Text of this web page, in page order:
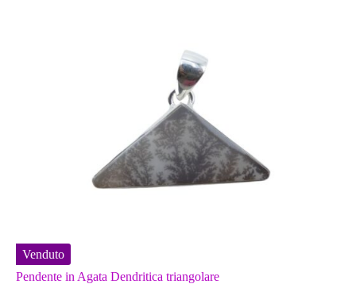
Venduto
Pendente in Agata Dendritica triangolare